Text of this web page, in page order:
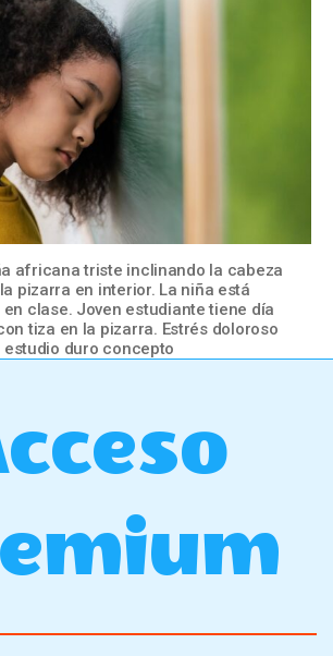
africana triste inclinando la cabeza
pizarra en interior. La niña está
clase. Joven estudiante tiene día
tiza en la pizarra. Estrés doloroso
estudio duro concepto